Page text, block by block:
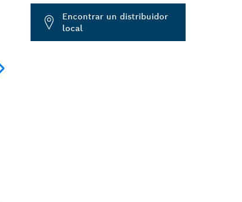
closed
Encontrar un distribuidor
local